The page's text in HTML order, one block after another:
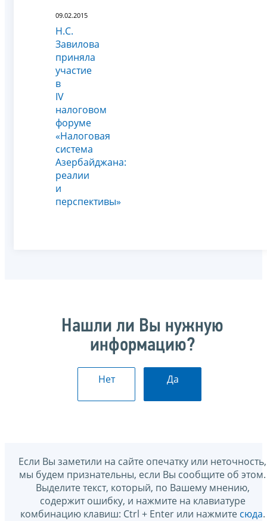
09.02.2015
Н.С.
Завилова
приняла
участие
в
IV
налоговом
форуме
«Налоговая
система
Азербайджана:
реалии
и
перспективы»
Нашли ли Вы нужную
информацию?
Нет Да
Если Вы заметили на сайте опечатку или неточность,
мы будем признательны, если Вы сообщите об этом.
Выделите текст, который, по Вашему мнению,
содержит ошибку, и нажмите на клавиатуре
комбинацию клавиш: Ctrl + Enter или нажмите сюда.